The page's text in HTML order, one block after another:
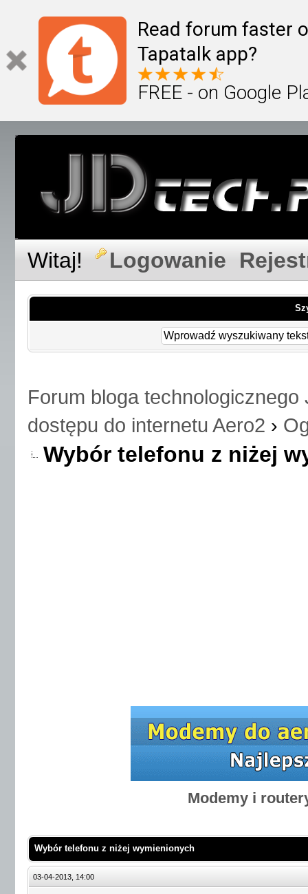
Read forum faster
Tapatalk app?
FREE - on Google
Witaj! Logowanie
Forum bloga technologicznego
dostępu do internetu Aero2 ›
Wybór telefonu z niżej
Modemy i
Wybór telefonu z niżej wymienionych
03-04-2013, 14:00